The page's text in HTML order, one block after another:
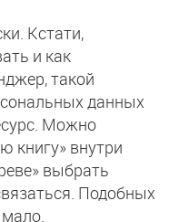
Кстати,
и как
такой
данных
Можно
книгу» внутри
выбрать
Подобных